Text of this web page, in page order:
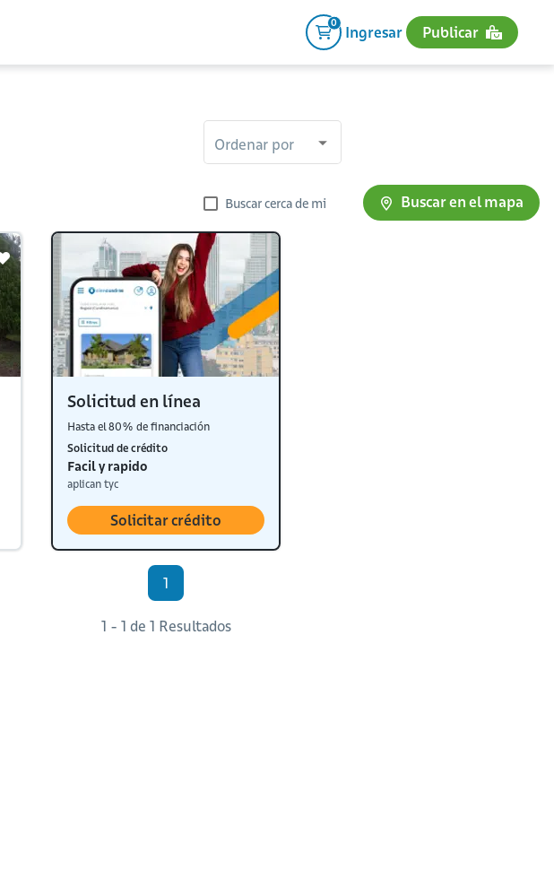
0
Ingresar Publicar
Ordenar por
Buscar cerca de mi Buscar en el mapa
Solicitud en línea
Hasta el 80% de financiación
Solicitud de crédito
Facil y rapido
aplican tyc
Solicitar crédito
1
1 - 1 de 1 Resultados